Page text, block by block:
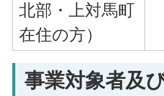
北部・上対馬町
在住の方）
事業対象者及